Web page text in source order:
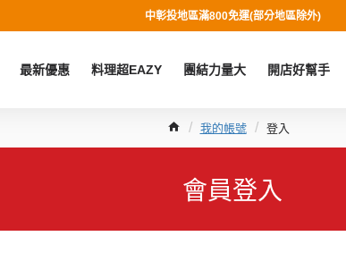
中彰投地區滿800免運(部分地區除外)
最新優惠 料理超EAZY 團結力量大 開店好幫手
我的帳號 登入
會員登入